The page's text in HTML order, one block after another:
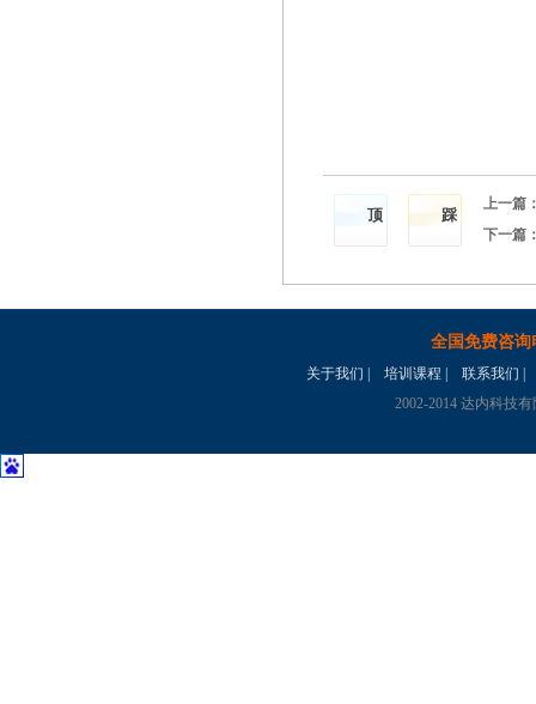
顶 踩
上一篇
下一篇
全国免费咨询
关于我们 培训课程 联系我们
2002-2014 达内科技